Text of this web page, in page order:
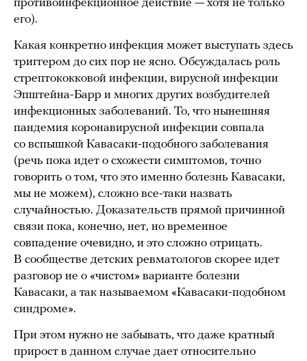
противоинфекционное действие — хотя не только
его).
Какая конкретно инфекция может выступать здесь
триггером до сих пор не ясно. Обсуждалась роль
стрептококковой инфекции, вирусной инфекции
Эпштейна-Барр и многих других возбудителей
инфекционных заболеваний. То, что нынешняя
пандемия коронавирусной инфекции совпала
со вспышкой Кавасаки-подобного заболевания
(речь пока идет о схожести симптомов, точно
говорить о том, что это именно болезнь Кавасаки,
мы не можем), сложно все-таки назвать
случайностью. Доказательств прямой причинной
связи пока, конечно, нет, но временное
совпадение очевидно, и это сложно отрицать.
В сообществе детских ревматологов скорее идет
разговор не о «чистом» варианте болезни
Кавасаки, а так называемом «Кавасаки-подобном
синдроме».
При этом нужно не забывать, что даже кратный
прирост в данном случае дает относительно